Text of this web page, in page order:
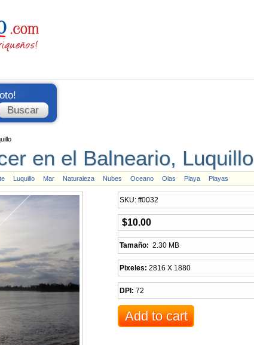
en el Balneario, Luquillo
Luquillo Mar Naturaleza Nubes Oceano Olas Playa Playas
SKU: ff0032
$10.00
Tamaño: 2.30 MB
Pixeles: 2816 X 1880
DPI: 72